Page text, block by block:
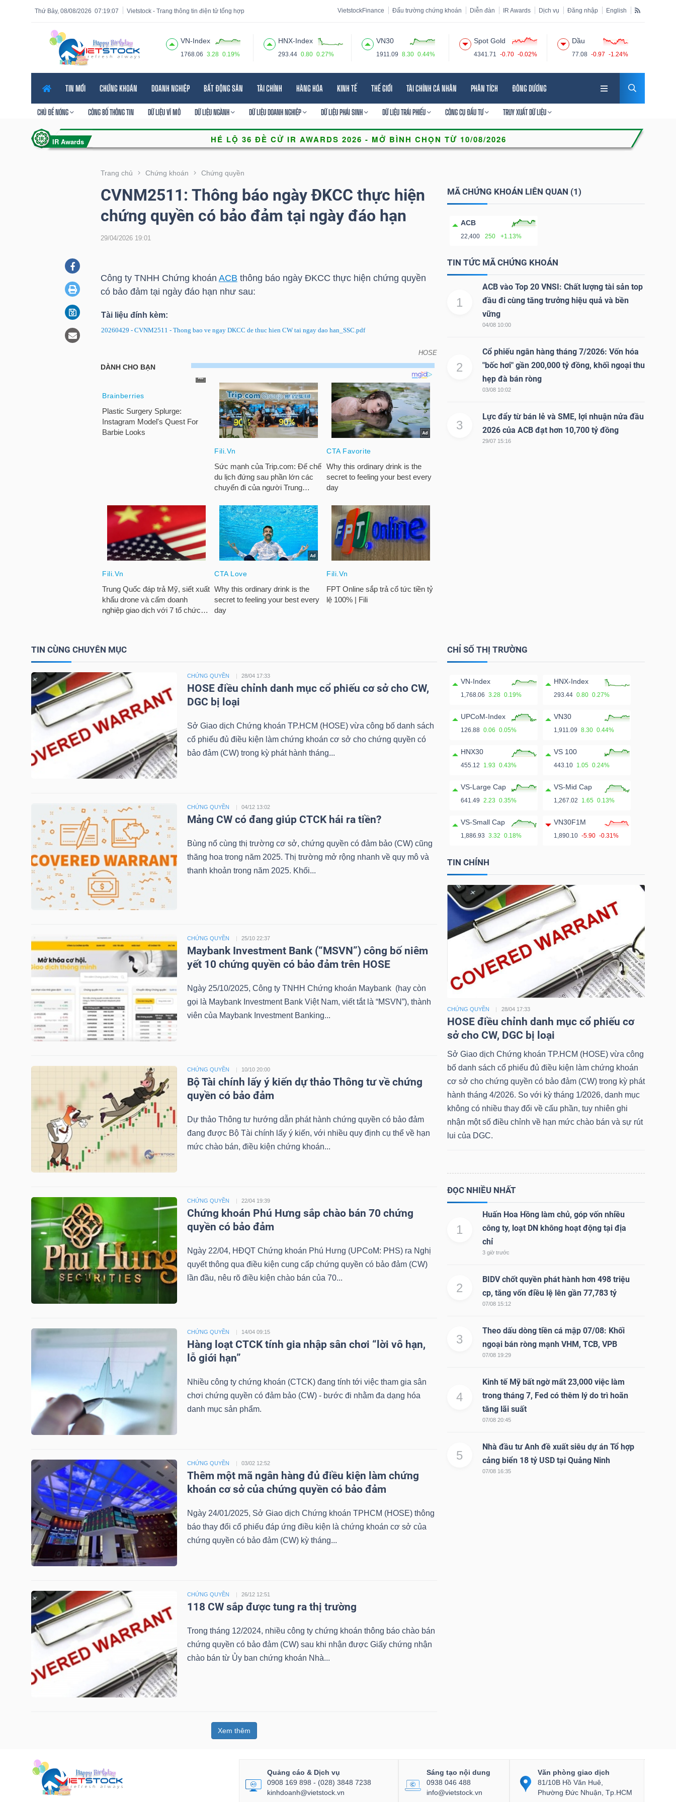
07:19:09
Thứ Bảy, 08/08/2026 Vietstock - Trang thông tin điện tử tổng hợp VietstockFinance Đấu trường chứng khoán Diễn đàn IR Awards Dịch vụ Đăng nhập English
VN-Index
1768.06 3.28 0.19%
HNX-Index
293.44 0.80 0.27%
VN30
1911.09 8.30 0.44%
Spot Gold
4341.71 -0.70 -0.02%
Dầu
77.08 -0.97 -1.24%
TIN MỚI CHỨNG KHOÁN DOANH NGHIỆP BẤT ĐỘNG SẢN TÀI CHÍNH HÀNG HÓA KINH TẾ THẾ GIỚI TÀI CHÍNH CÁ NHÂN PHÂN TÍCH ĐÔNG DƯƠNG
CHỦ ĐỀ NÓNG CÔNG BỐ THÔNG TIN DỮ LIỆU VĨ MÔ DỮ LIỆU NGÀNH DỮ LIỆU DOANH NGHIỆP DỮ LIỆU PHÁI SINH DỮ LIỆU TRÁI PHIẾU CÔNG CỤ ĐẦU TƯ TRUY XUẤT DỮ LIỆU
Trang chủ Chứng khoán Chứng quyền
CVNM2511: Thông báo ngày ĐKCC thực hiện
chứng quyền có bảo đảm tại ngày đáo hạn
29/04/2026 19:01
Công ty TNHH Chứng khoán ACB thông báo ngày ĐKCC thực hiện chứng quyền
có bảo đảm tại ngày đáo hạn như sau:
Tài liệu đính kèm:
20260429 - CVNM2511 - Thong bao ve ngay DKCC de thuc hien CW tai ngay dao han_SSC.pdf
HOSE
CVNM2511: Thông báo ngày ĐKCC thực hiện chứng quyền có bảo đảm tại ngày
MÃ CHỨNG KHOÁN LIÊN QUAN (1)
ACB
22,400 250 +1.13%
TIN TỨC MÃ CHỨNG KHOÁN
1
ACB vào Top 20 VNSI: Chất lượng tài sản top
đầu đi cùng tăng trưởng hiệu quả và bền
vững
04/08 10:00
2
Cổ phiếu ngân hàng tháng 7/2026: Vốn hóa
"bốc hơi" gần 200,000 tỷ đồng, khối ngoại thu
hẹp đà bán ròng
03/08 10:02
3
Lực đẩy từ bán lẻ và SME, lợi nhuận nửa đầu
2026 của ACB đạt hơn 10,700 tỷ đồng
29/07 15:16
TIN CÙNG CHUYÊN MỤC
CHỨNG QUYỀN 28/04 17:33
HOSE điều chỉnh danh mục cổ phiếu cơ sở cho CW,
DGC bị loại
Sở Giao dịch Chứng khoán TP.HCM (HOSE) vừa công bố danh sách
cổ phiếu đủ điều kiện làm chứng khoán cơ sở cho chứng quyền có
bảo đảm (CW) trong kỳ phát hành tháng...
CHỨNG QUYỀN 04/12 13:02
Mảng CW có đang giúp CTCK hái ra tiền?
Bùng nổ cùng thị trường cơ sở, chứng quyền có đảm bảo (CW) cũng
thăng hoa trong năm 2025. Thị trường mở rộng nhanh về quy mô và
thanh khoản trong năm 2025. Khối...
CHỨNG QUYỀN 25/10 22:37
Maybank Investment Bank (“MSVN”) công bố niêm
yết 10 chứng quyền có bảo đảm trên HOSE
Ngày 25/10/2025, Công ty TNHH Chứng khoán Maybank (hay còn
gọi là Maybank Investment Bank Việt Nam, viết tắt là “MSVN”), thành
viên của Maybank Investment Banking...
CHỨNG QUYỀN 10/10 20:00
Bộ Tài chính lấy ý kiến dự thảo Thông tư về chứng
quyền có bảo đảm
Dự thảo Thông tư hướng dẫn phát hành chứng quyền có bảo đảm
đang được Bộ Tài chính lấy ý kiến, với nhiều quy định cụ thể về hạn
mức chào bán, điều kiện chứng khoán...
CHỨNG QUYỀN 22/04 19:39
Chứng khoán Phú Hưng sắp chào bán 70 chứng
quyền có bảo đảm
Ngày 22/04, HĐQT Chứng khoán Phú Hưng (UPCoM: PHS) ra Nghị
quyết thông qua điều kiện cung cấp chứng quyền có bảo đảm (CW)
lần đầu, nêu rõ điều kiện chào bán của 70...
CHỨNG QUYỀN 14/04 09:15
Hàng loạt CTCK tính gia nhập sân chơi “lời vô hạn,
lỗ giới hạn”
Nhiều công ty chứng khoán (CTCK) đang tính tới việc tham gia sân
chơi chứng quyền có đảm bảo (CW) - bước đi nhằm đa dạng hóa
danh mục sản phẩm.
CHỨNG QUYỀN 03/02 12:52
Thêm một mã ngân hàng đủ điều kiện làm chứng
khoán cơ sở của chứng quyền có bảo đảm
Ngày 24/01/2025, Sở Giao dịch Chứng khoán TPHCM (HOSE) thông
báo thay đổi cổ phiếu đáp ứng điều kiện là chứng khoán cơ sở của
chứng quyền có bảo đảm (CW) kỳ tháng...
CHỨNG QUYỀN 26/12 12:51
118 CW sắp được tung ra thị trường
Trong tháng 12/2024, nhiều công ty chứng khoán thông báo chào bán
chứng quyền có bảo đảm (CW) sau khi nhận được Giấy chứng nhận
chào bán từ Ủy ban chứng khoán Nhà...
Xem thêm
CHỈ SỐ THỊ TRƯỜNG
VN-Index
1,768.06 3.28 0.19%
HNX-Index
293.44 0.80 0.27%
UPCoM-Index
126.88 0.06 0.05%
VN30
1,911.09 8.30 0.44%
HNX30
455.12 1.93 0.43%
VS 100
443.10 1.05 0.24%
VS-Large Cap
641.49 2.23 0.35%
VS-Mid Cap
1,267.02 1.65 0.13%
VS-Small Cap
1,886.93 3.32 0.18%
VN30F1M
1,890.10 -5.90 -0.31%
TIN CHÍNH
CHỨNG QUYỀN 28/04 17:33
HOSE điều chỉnh danh mục cổ phiếu cơ
sở cho CW, DGC bị loại
Sở Giao dịch Chứng khoán TP.HCM (HOSE) vừa công
bố danh sách cổ phiếu đủ điều kiện làm chứng khoán
cơ sở cho chứng quyền có bảo đảm (CW) trong kỳ phát
hành tháng 4/2026. So với kỳ tháng 1/2026, danh mục
không có nhiều thay đổi về cấu phần, tuy nhiên ghi
nhận một số điều chỉnh về hạn mức chào bán và sự rút
lui của DGC.
ĐỌC NHIỀU NHẤT
1
Huấn Hoa Hồng làm chủ, góp vốn nhiều
công ty, loạt DN không hoạt động tại địa
chỉ
3 giờ trước
2
BIDV chốt quyền phát hành hơn 498 triệu
cp, tăng vốn điều lệ lên gần 77,783 tỷ
07/08 15:12
3
Theo dấu dòng tiền cá mập 07/08: Khối
ngoại bán ròng mạnh VHM, TCB, VPB
07/08 19:29
4
Kinh tế Mỹ bất ngờ mất 23,000 việc làm
trong tháng 7, Fed có thêm lý do trì hoãn
tăng lãi suất
07/08 20:45
5
Nhà đầu tư Anh đề xuất siêu dự án Tổ hợp
cảng biển 18 tỷ USD tại Quảng Ninh
07/08 16:35
Quảng cáo & Dịch vụ
0908 169 898 - (028) 3848 7238
kinhdoanh@vietstock.vn
Sáng tạo nội dung
0938 046 488
info@vietstock.vn
Văn phòng giao dịch
81/10B Hồ Văn Huê,
Phường Đức Nhuận, Tp.HCM
Tính năng
năng
VIETSTOCK
DƯƠNG
CHÍNH
VIETSTOCKFINANCE
NGÀNH
CÔNG
XUẤT
Ngành
SECTOR
NĂNG
LƯỢNG
VẬT
LIỆU
CÔNG
DÙNG
KHÔNG